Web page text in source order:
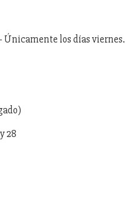
- Únicamente los días viernes.
28